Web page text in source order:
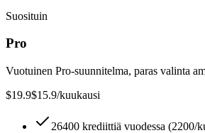
Suosituin
Pro
Vuotuinen Pro-suunnitelma, paras valinta
$19.9$15.9/kuukausi
26400 krediittiä vuodessa (2200/